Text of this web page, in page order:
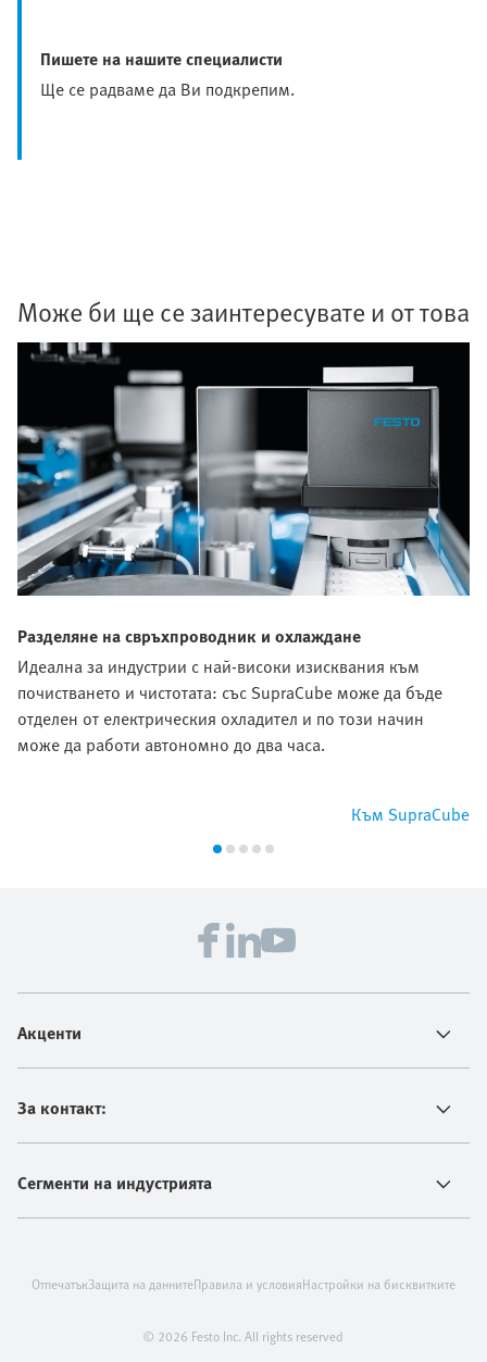
Пишете на нашите специалисти
Ще се радваме да Ви подкрепим.
Може би ще се заинтересувате и от това
Разделяне на свръхпроводник и охлаждане
Идеална за индустрии с най-високи изисквания към
почистването и чистотата: със SupraCube може да бъде
отделен от електрическия охладител и по този начин
може да работи автономно до два часа.
Към SupraCube
Акценти
За контакт:
Сегменти на индустрията
© 2026 Festo Inc. All rights reserved
ОтпечатъкЗащита на даннитеПравила и условияНастройки на бисквитките